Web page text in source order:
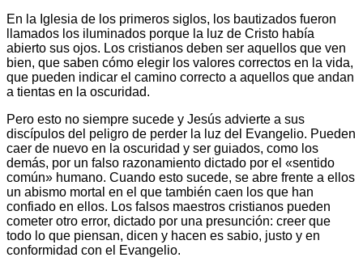
En la Iglesia de los primeros siglos, los bautizados fueron
llamados los iluminados porque la luz de Cristo había
abierto sus ojos. Los cristianos deben ser aquellos que ven
bien, que saben cómo elegir los valores correctos en la vida,
que pueden indicar el camino correcto a aquellos que andan
a tientas en la oscuridad.
Pero esto no siempre sucede y Jesús advierte a sus
discípulos del peligro de perder la luz del Evangelio. Pueden
caer de nuevo en la oscuridad y ser guiados, como los
demás, por un falso razonamiento dictado por el «sentido
común» humano. Cuando esto sucede, se abre frente a ellos
un abismo mortal en el que también caen los que han
confiado en ellos. Los falsos maestros cristianos pueden
cometer otro error, dictado por una presunción: creer que
todo lo que piensan, dicen y hacen es sabio, justo y en
conformidad con el Evangelio.